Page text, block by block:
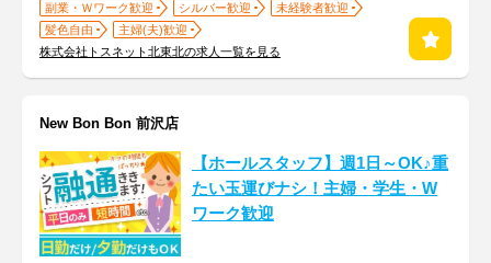
副業・Ｗワーク歓迎 シルバー歓迎
未経験者歓迎
髪色自由
主婦(夫)歓迎
株式会社トスネット北東北の求人一覧を見る
New Bon Bon 前沢店
【ホールスタッフ】週1日～OK♪重
たい玉運びナシ！主婦・学生・W
ワーク歓迎